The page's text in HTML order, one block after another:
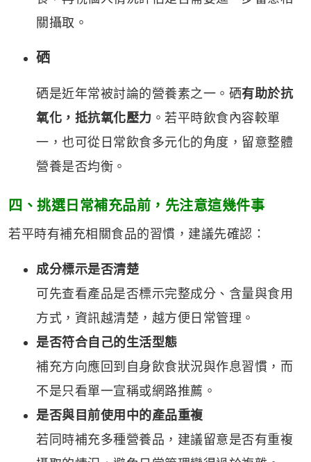
關攝取。
硒
硒是近年常被討論的營養素之一。硒有助於抗
氧化，抵抗氧化壓力 。若平時飲食內容較單
一，也可從日常飲食多元化的角度，留意整體
營養是否均衡。
四、挑選日常補充品前，先注意這幾件事
若平時有補充相關食品的習慣，建議先確認：
成分標示是否清楚
可先查看產品是否標示完整成分、含量與食用
方式，資訊越清楚，越方便日常管理。
是否符合自己的生活型態
補充方向應回到自身飲食狀況與作息習慣，而
不是只看單一宣稱或網路推薦。
是否與目前使用中的產品重複
若同時補充多種營養品，建議留意是否有重複